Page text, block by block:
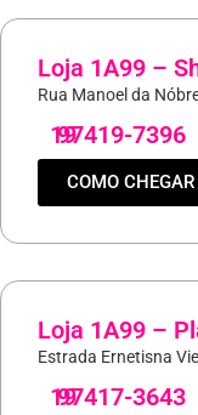
Loja 1A99 –
Rua Manoel da
19
97419-7396
COMO CHEGAR
Loja 1A99 –
Estrada Ernetisna
19
97417-3643